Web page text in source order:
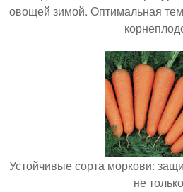
овощей зимой. Оптимальная
Устойчивые сорта моркови:
не только